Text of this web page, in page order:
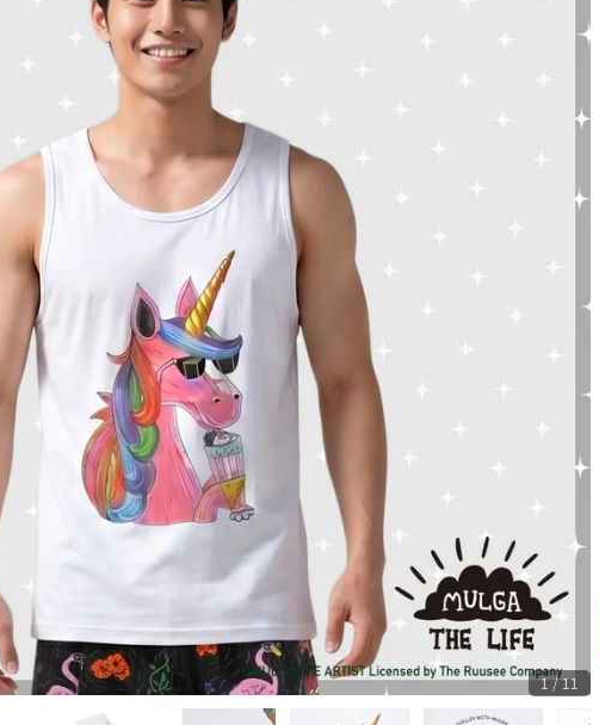
1 / 11